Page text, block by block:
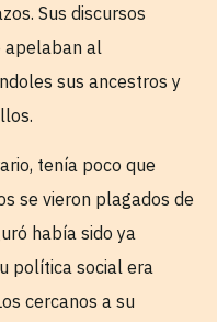
Sus discursos
apelaban al
sus ancestros y
tenía poco que
se vieron plagados de
había sido ya
política social era
cercanos a su